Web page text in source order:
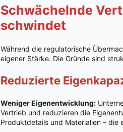
Schwächelnde
schwindet
Während die regulatorische
eigener Stärke. Die Gründe sind
Reduzierte
Weniger Eigenentwicklung:
Vertrieb und reduzieren die
Produktdetails und Materialien – die